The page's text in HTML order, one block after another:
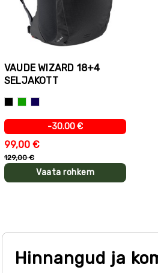
VAUDE WIZARD 18+4
SELJAKOTT
-30.00 €
99,00 €
129,00 €
Vaata rohkem
Hinnangud ja